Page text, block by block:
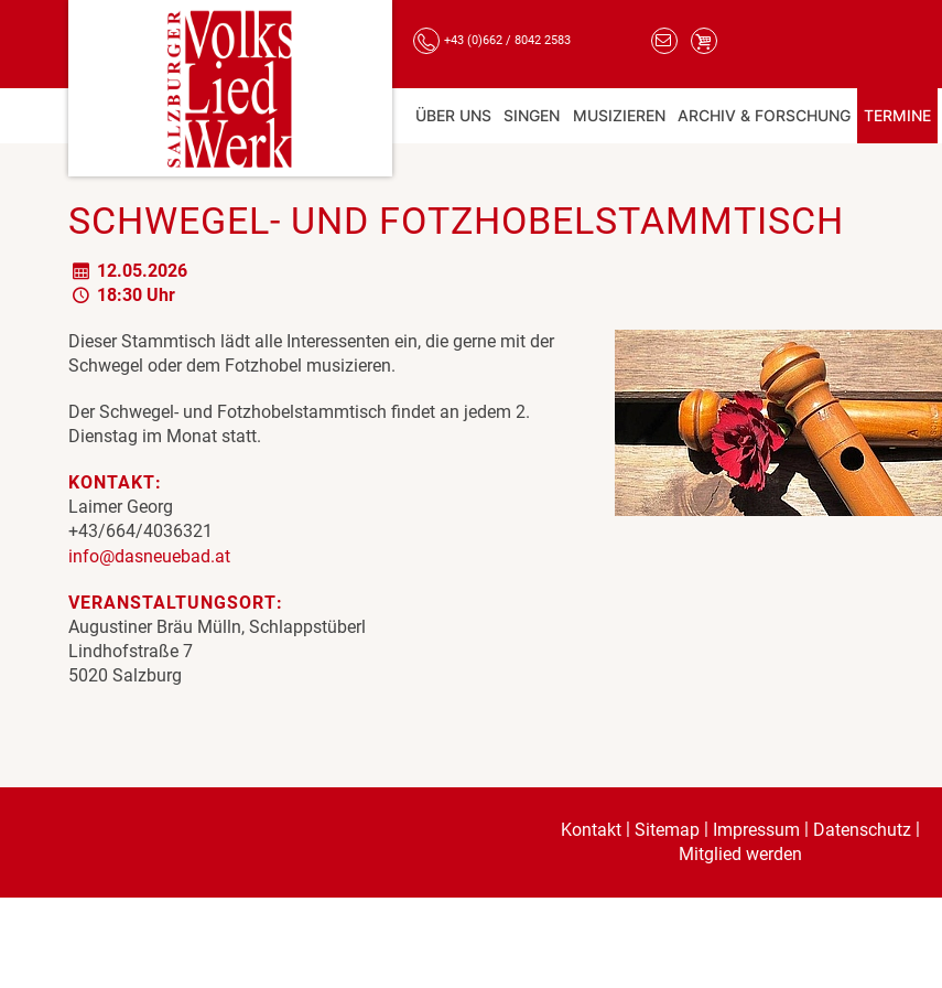
+43 (0)662 / 8042 2583
ÜBER UNS SINGEN MUSIZIEREN ARCHIV & FORSCHUNG TERMINE
SCHWEGEL- UND FOTZHOBELSTAMMTISCH
12.05.2026
18:30 Uhr
Dieser Stammtisch lädt alle Interessenten ein, die gerne mit der
Schwegel oder dem Fotzhobel musizieren.
Der Schwegel- und Fotzhobelstammtisch findet an jedem 2.
Dienstag im Monat statt.
KONTAKT:
Laimer Georg
+43/664/4036321
info@dasneuebad.at
VERANSTALTUNGSORT:
Augustiner Bräu Mülln, Schlappstüberl
Lindhofstraße 7
5020 Salzburg
Kontakt | Sitemap | Impressum | Datenschutz |
Mitglied werden